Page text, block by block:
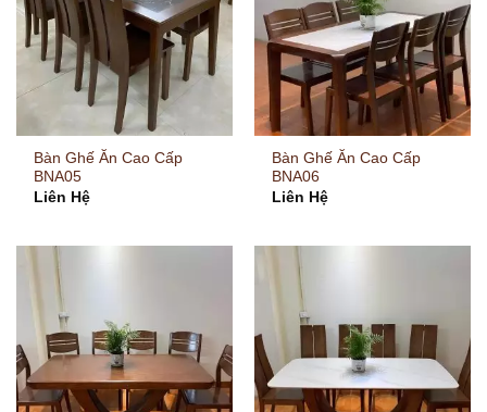
Bàn Ghế Ăn Cao Cấp
BNA05
Liên Hệ
Bàn Ghế Ăn Cao Cấp
BNA06
Liên Hệ